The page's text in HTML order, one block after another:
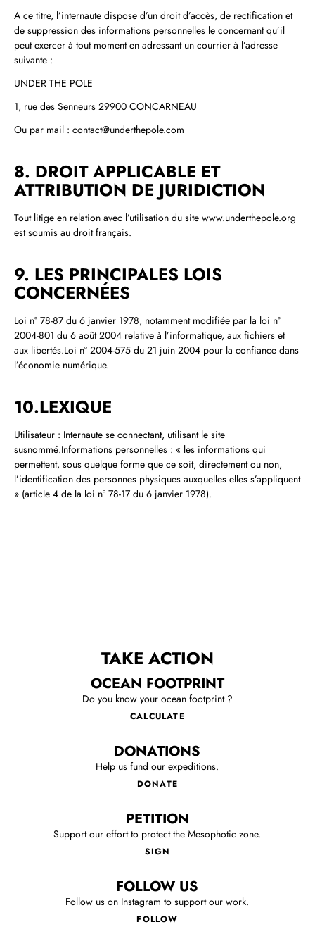
A ce titre, l’internaute dispose d’un droit d’accès, de rectification et
de suppression des informations personnelles le concernant qu’il
peut exercer à tout moment en adressant un courrier à l’adresse
suivante :
UNDER THE POLE
1, rue des Senneurs 29900 CONCARNEAU
Ou par mail : contact@underthepole.com
8. DROIT APPLICABLE ET
ATTRIBUTION DE JURIDICTION
Tout litige en relation avec l’utilisation du site www.underthepole.org
est soumis au droit français.
9. LES PRINCIPALES LOIS
CONCERNÉES
Loi n° 78‑87 du 6 janvier 1978, notamment modifiée par la loi n°
2004‑801 du 6 août 2004 relative à l’informatique, aux fichiers et
aux libertés.Loi n° 2004‑575 du 21 juin 2004 pour la confiance dans
l’économie numérique.
10.LEXIQUE
Utilisateur : Internaute se connectant, utilisant le site
susnommé.Informations personnelles : « les informations qui
permettent, sous quelque forme que ce soit, directement ou non,
l’identification des personnes physiques auxquelles elles s’appliquent
» (article 4 de la loi n° 78‑17 du 6 janvier 1978).
TAKE ACTION
OCEAN FOOTPRINT
Do you know your ocean footprint ?
CALCULATE
DONATIONS
Help us fund our expeditions.
DONATE
PETITION
Support our effort to protect the Mesophotic zone.
SIGN
FOLLOW US
Follow us on Instagram to support our work.
FOLLOW